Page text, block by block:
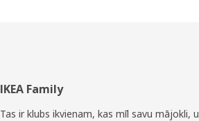
Kājene
IKEA Family
Tas ir klubs ikvienam, kas mīl savu mājokli,